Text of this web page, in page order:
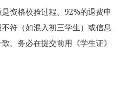
资格校验过程。92%的退费申
符（如混入初三学生）或信息
。务必在提交前用《学生证》